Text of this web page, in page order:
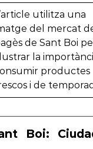
utilitza una
del mercat
de Sant Boi
la
productes
i de
Boi: